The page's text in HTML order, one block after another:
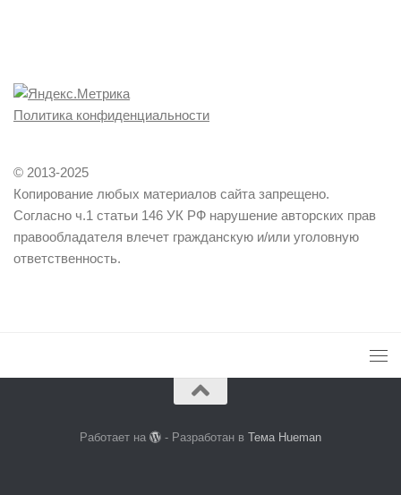
Политика конфиденциальности
© 2013-2025
Копирование любых материалов сайта запрещено.
Согласно ч.1 статьи 146 УК РФ нарушение авторских прав
правообладателя влечет гражданскую и/или уголовную
ответственность.
Работает на - Разработан вТема Hueman